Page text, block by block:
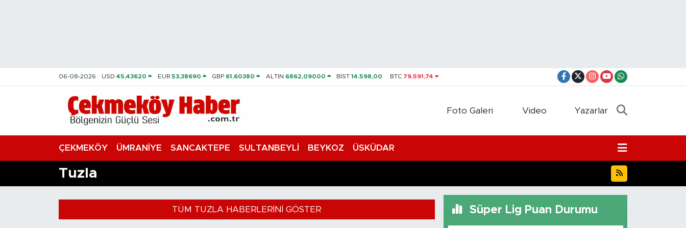
06-08-2026 USD45,43620 EUR 53,38690 GBP 61,60380 ALTIN 6862,09000 BİST14.598,00 BTC 79.591,74
Foto Galeri Video Yazarlar
ÇEKMEKÖY ÜMRANİYE SANCAKTEPE SULTANBEYLİ BEYKOZ ÜSKÜDAR
Tuzla
TÜM TUZLA HABERLERINI GÖSTER Süper Lig Puan Durumu
Trafik Durumu
Süper Lig Puan Durumu ve Fikstür
Tüm Manşetler
Haber Arşivi